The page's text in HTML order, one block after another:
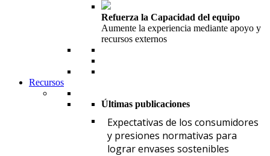
Refuerza la Capacidad del equipo
Aumente la experiencia mediante apoyo y
recursos externos
Recursos
Últimas publicaciones
Expectativas de los consumidores
y presiones normativas para
lograr envases sostenibles